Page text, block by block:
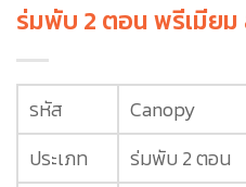
ร่มพับ 2 ตอน พรีเมีย
รหัส
Canopy
ประเภท
ร่มพับ 2 ตอน